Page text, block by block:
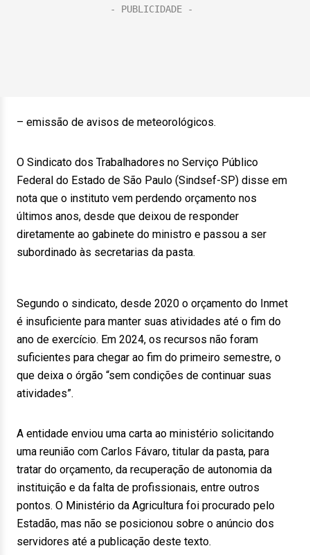
– emissão de avisos de meteorológicos.
O Sindicato dos Trabalhadores no Serviço Público
Federal do Estado de São Paulo (Sindsef-SP) disse em
nota que o instituto vem perdendo orçamento nos
últimos anos, desde que deixou de responder
diretamente ao gabinete do ministro e passou a ser
subordinado às secretarias da pasta.
Segundo o sindicato, desde 2020 o orçamento do Inmet
é insuficiente para manter suas atividades até o fim do
ano de exercício. Em 2024, os recursos não foram
suficientes para chegar ao fim do primeiro semestre, o
que deixa o órgão “sem condições de continuar suas
atividades”.
A entidade enviou uma carta ao ministério solicitando
uma reunião com Carlos Fávaro, titular da pasta, para
tratar do orçamento, da recuperação de autonomia da
instituição e da falta de profissionais, entre outros
pontos. O Ministério da Agricultura foi procurado pelo
Estadão, mas não se posicionou sobre o anúncio dos
servidores até a publicação deste texto.